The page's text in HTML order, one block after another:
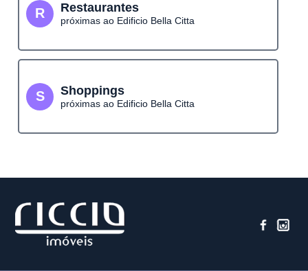
R Restaurantes
próximas ao Edificio Bella Citta
S Shoppings
próximas ao Edificio Bella Citta